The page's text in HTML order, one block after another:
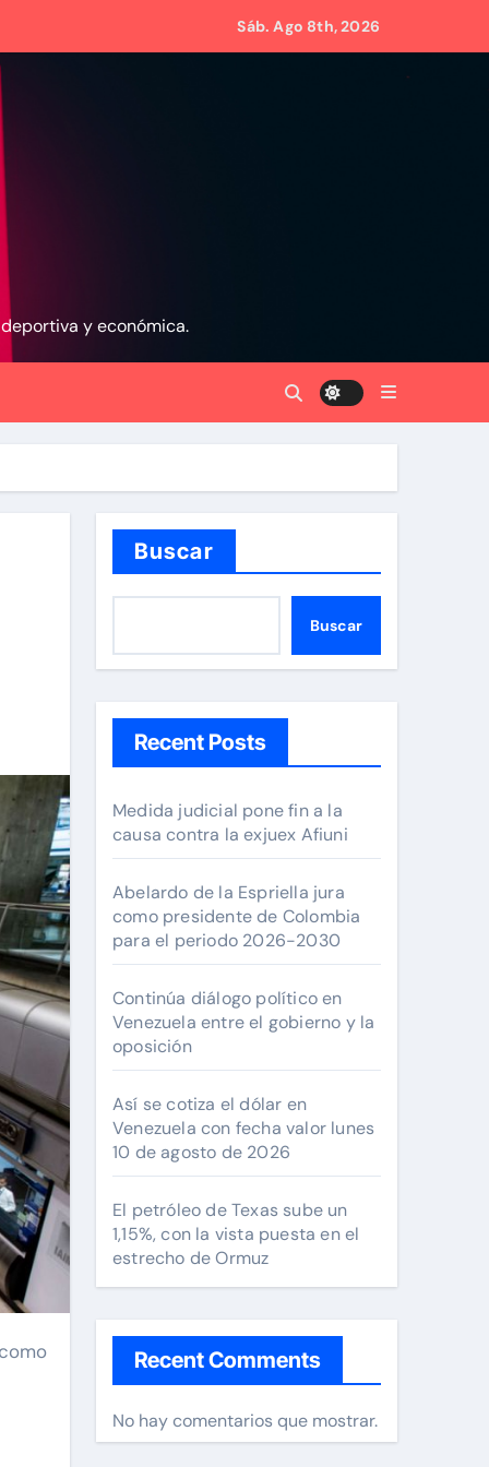
Condominio
propuestas desde las comunidades
a las familias de Venezuela
Sáb. Ago 8th, 2026
y económica.
Buscar
Buscar
Recent Posts
Medida judicial pone fin a la
causa contra la exjuex Afiuni
Abelardo de la Espriella jura
como presidente de Colombia
para el periodo 2026-2030
Continúa diálogo político en
Venezuela entre el gobierno y la
oposición
Así se cotiza el dólar en
Venezuela con fecha valor lunes
10 de agosto de 2026
El petróleo de Texas sube un
1,15%, con la vista puesta en el
estrecho de Ormuz
Recent Comments
No hay comentarios que mostrar.